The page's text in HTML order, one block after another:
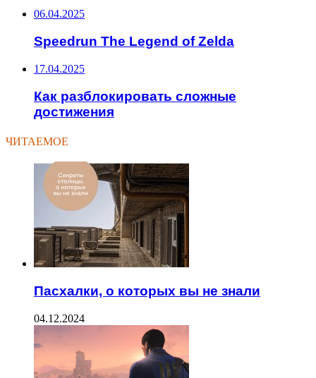
06.04.2025
Speedrun The Legend of Zelda
17.04.2025
Как разблокировать сложные
достижения
ЧИТАЕМОЕ
Пасхалки, о которых вы не знали
04.12.2024